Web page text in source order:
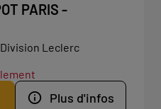
PARIS -
Leclerc
Plus d'infos